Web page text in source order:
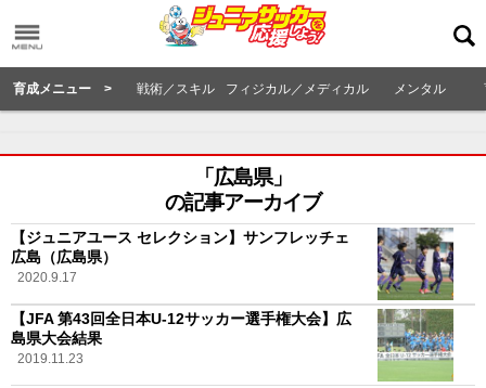
育成メニュー > 戦術／スキル フィジカル／メディカル メンタル
「広島県」
の記事アーカイブ
【ジュニアユース セレクション】サンフレッチェ
広島（広島県）
2020.9.17
【JFA 第43回全日本U-12サッカー選手権大会】広
島県大会結果
2019.11.23